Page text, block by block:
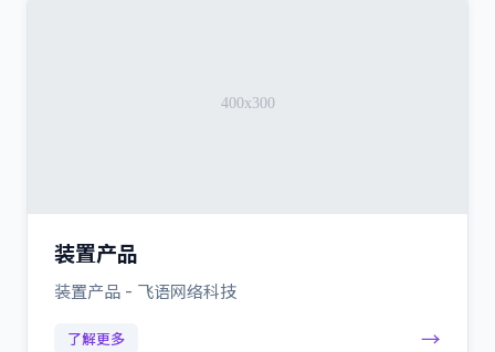
装置产品
装置产品 - 飞语网络科技
了解更多 →